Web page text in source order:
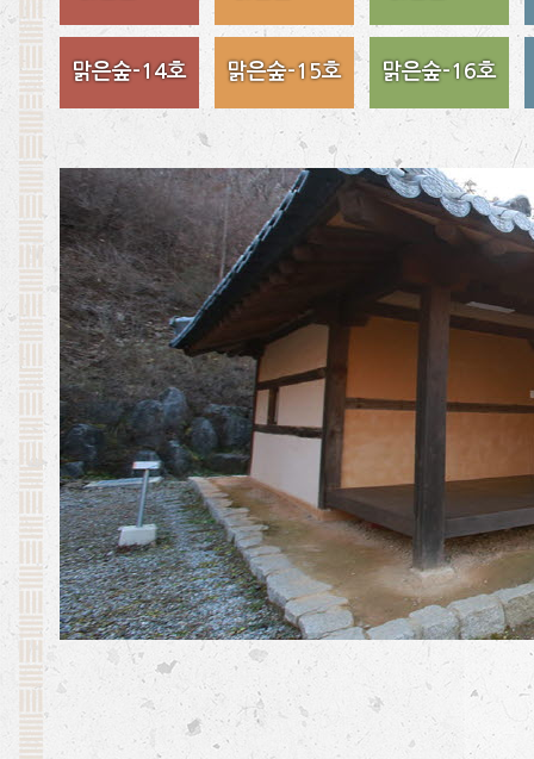
맑은숲-14호 맑은숲-15호 맑은숲-16호